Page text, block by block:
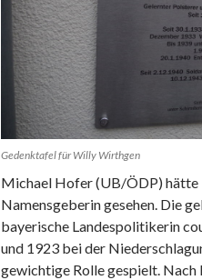
Gedenktafel für Willy Wirthgen
Michael Hofer (UB/ÖDP) hätte
Namensgeberin gesehen. Die
bayerische Landespolitikerin
und 1923 bei der
gewichtige Rolle gespielt.